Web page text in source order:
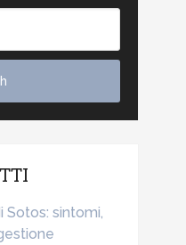
Sotos: sintomi,